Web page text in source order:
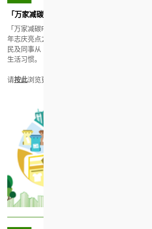
「万家减碳FUN奖赏」钻禧社区计划
「万家减碳FUN奖赏」钻禧社区计划是香港房屋
年志庆亮点之一。活动以数码化科技将减碳行为
民及同事从「衣、食、住、行」生活细节入手，
生活习惯。
请按此浏览更多详情。